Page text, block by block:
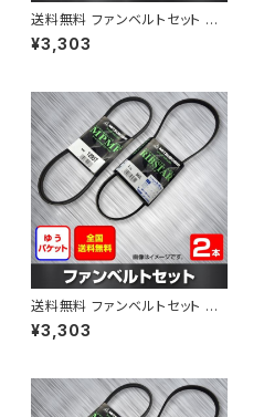
送料無料 ファンベルトセット ト
ヨタ プロボックス 型式NCP50
V H24.01～ （国内トップメーカ
¥3,303
送料無料 ファンベルトセット ト
ヨタ プロボックス 型式NCP58
G H24.01～ （国内トップメーカ
¥3,303